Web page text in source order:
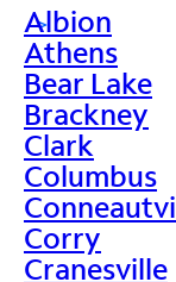
>
Albion
Athens
Bear Lake
Brackney
Clark
Columbus
Corry
Cranesville